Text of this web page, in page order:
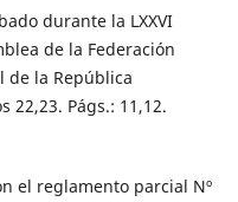
durante la LXXVI
de la Federación
de la República
22,23. Págs.: 11,12.
el reglamento parcial Nº